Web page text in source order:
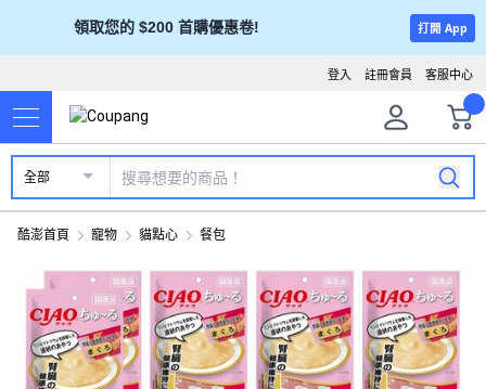
領取您的 $200 首購優惠卷! 打開 App
客服中心
註冊會員
登入
全部
酷澎首頁 寵物 貓點心 餐包